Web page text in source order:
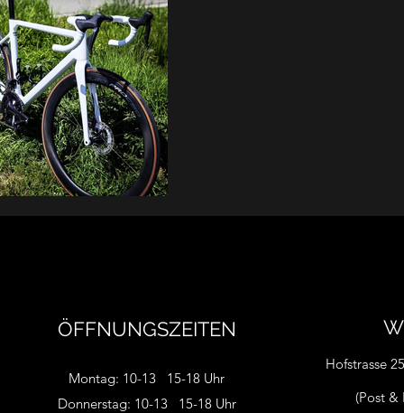
ÖFFNUNGSZEITEN
Montag: 10-13 15-18 Uhr
Donnerstag: 10-13 15-18 Uhr
Hofstrasse
(Post &